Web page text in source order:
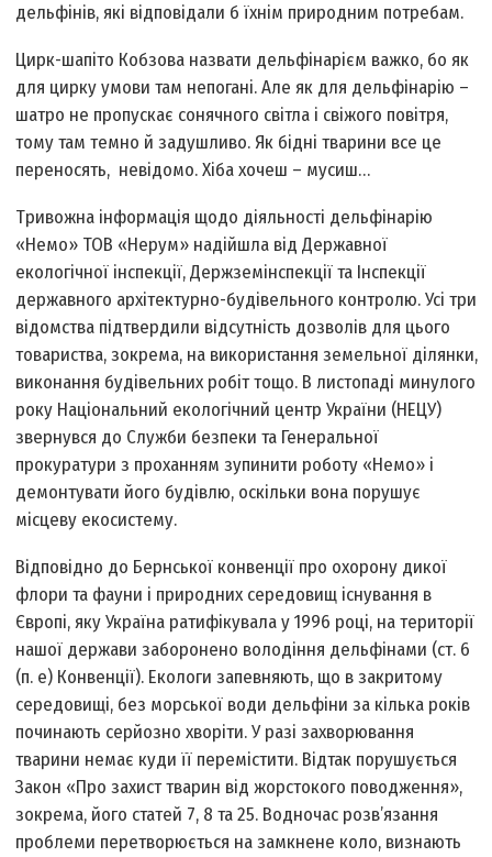
дельфінів, які відповідали б їхнім природним потребам.
Цирк-шапіто Кобзова назвати дельфінарієм важко, бо як
для цирку умови там непогані. Але як для дельфінарію –
шатро не пропускає сонячного світла і свіжого повітря,
тому там темно й задушливо. Як бідні тварини все це
переносять, невідомо. Хіба хочеш – мусиш…
Тривожна інформація щодо діяльності дельфінарію
«Немо» ТОВ «Нерум» надійшла від Державної
екологічної інспекції, Держземінспекції та Інспекції
державного архітектурно-будівельного контролю. Усі три
відомства підтвердили відсутність дозволів для цього
товариства, зокрема, на використання земельної ділянки,
виконання будівельних робіт тощо. В листопаді минулого
року Національний екологічний центр України (НЕЦУ)
звернувся до Служби безпеки та Генеральної
прокуратури з проханням зупинити роботу «Немо» і
демонтувати його будівлю, оскільки вона порушує
місцеву екосистему.
Відповідно до Бернської конвенції про охорону дикої
флори та фауни і природних середовищ існування в
Європі, яку Україна ратифікувала у 1996 році, на території
нашої держави заборонено володіння дельфінами (ст. 6
(п. е) Конвенції). Екологи запевняють, що в закритому
середовищі, без морської води дельфіни за кілька років
починають серйозно хворіти. У разі захворювання
тварини немає куди її перемістити. Відтак порушується
Закон «Про захист тварин від жорстокого поводження»,
зокрема, його статей 7, 8 та 25. Водночас розв’язання
проблеми перетворюється на замкнене коло, визнають